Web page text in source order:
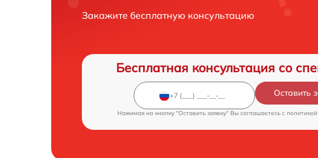
Закажите бесплатную консультацию
Бесплатная консультация со
Оставить
Нажимая на кнопку "Оставить заявку" Вы соглашаетесь c